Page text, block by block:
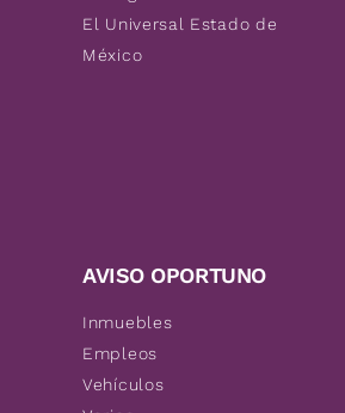
El Universal Estado de
México
AVISO OPORTUNO
Inmuebles
Empleos
Vehículos